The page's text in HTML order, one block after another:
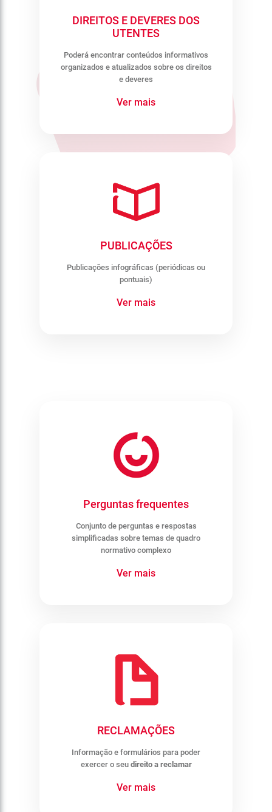
DIREITOS E DEVERES DOS
UTENTES
Poderá encontrar conteúdos informativos
organizados e atualizados sobre os direitos
e deveres
Ver mais
PUBLICAÇÕES
Publicações infográficas (periódicas ou
pontuais)
Ver mais
Perguntas frequentes
Conjunto de perguntas e respostas
simplificadas sobre temas de quadro
normativo complexo
Ver mais
RECLAMAÇÕES
Informação e formulários para poder
exercer o seu direito a reclamar
Ver mais